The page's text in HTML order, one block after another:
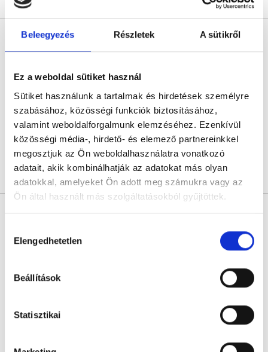
Beleegyezés Részletek A sütikről
Ez a weboldal sütiket használ
Sütiket használunk a tartalmak és hirdetések személyre
szabásához, közösségi funkciók biztosításához,
valamint weboldalforgalmunk elemzéséhez. Ezenkívül
közösségi média-, hirdető- és elemező partnereinkkel
megosztjuk az Ön weboldalhasználatra vonatkozó
adatait, akik kombinálhatják az adatokat más olyan
adatokkal, amelyeket Ön adott meg számukra vagy az
Ön által használt más szolgáltatásokból gyűjtöttek.
szabályzat:https://foglaljorvost.hu/info/foglaljorvost-
kiválasztása
Elengedhetetlen
Beállítások
Statisztikai
Laborvizsgálatok - Királyerdei
0.0
Királyerdei Klinika
Budapest, XXI. kerület, Szent István út 248-250.
Sajnáljuk, jelenleg nincs szabad időpont!
Összes időpont
* Szakorvos jelölt (rezidens): általános orvosi oklevéllel rendelkező
orvos, aki jogszabályok szerinti szakorvosi szakképesítés
felelősséggel tartozik és azt közvetlenül felügyeli az egészségügyi
felelősségét kizárja esetleges névazonosságért bármely szakorvos
és szakorvosjelölt esetén.
Főoldal